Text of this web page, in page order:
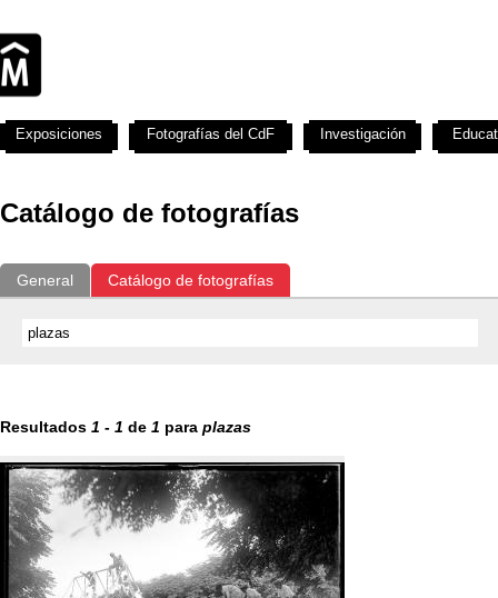
Catálogo de fotografías
General Catálogo de fotografías
Resultados 1 - 1 de 1 para plazas
Exposiciones Fotografías del CdF Investigación